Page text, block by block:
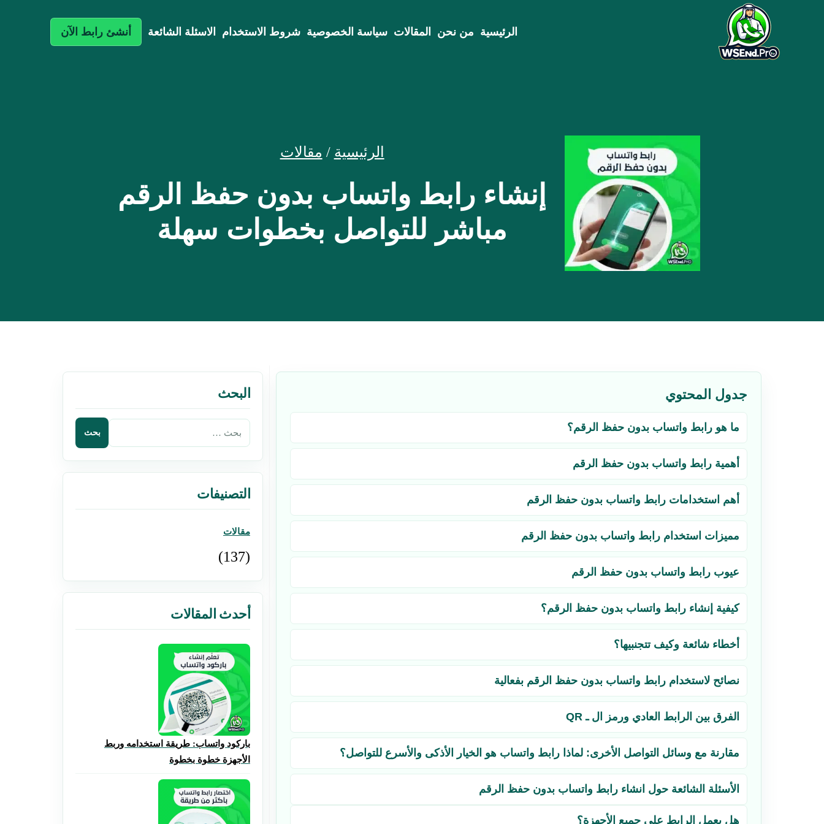
الرئيسية من نحن المقالات سياسة الخصوصية شروط الاستخدام الاسئلة الشائعة أنشئ رابط الآن
الرئيسية / مقالات
إنشاء رابط واتساب بدون حفظ الرقم
مباشر للتواصل بخطوات سهلة
جدول المحتوي
ما هو رابط واتساب بدون حفظ الرقم؟
أهمية رابط واتساب بدون حفظ الرقم
أهم استخدامات رابط واتساب بدون حفظ الرقم
مميزات استخدام رابط واتساب بدون حفظ الرقم
عيوب رابط واتساب بدون حفظ الرقم
كيفية إنشاء رابط واتساب بدون حفظ الرقم؟
أخطاء شائعة وكيف تتجنبيها؟
نصائح لاستخدام رابط واتساب بدون حفظ الرقم بفعالية
الفرق بين الرابط العادي ورمز ال ـ QR
مقارنة مع وسائل التواصل الأخرى: لماذا رابط واتساب هو الخيار الأذكى والأسرع للتواصل؟
الأسئلة الشائعة حول انشاء رابط واتساب بدون حفظ الرقم
هل يعمل الرابط على جميع الأجهزة؟
البحث
التصنيفات
مقالات
(137)
أحدث المقالات
باركود واتساب: طريقة استخدامه وربط
الأجهزة خطوة بخطوة